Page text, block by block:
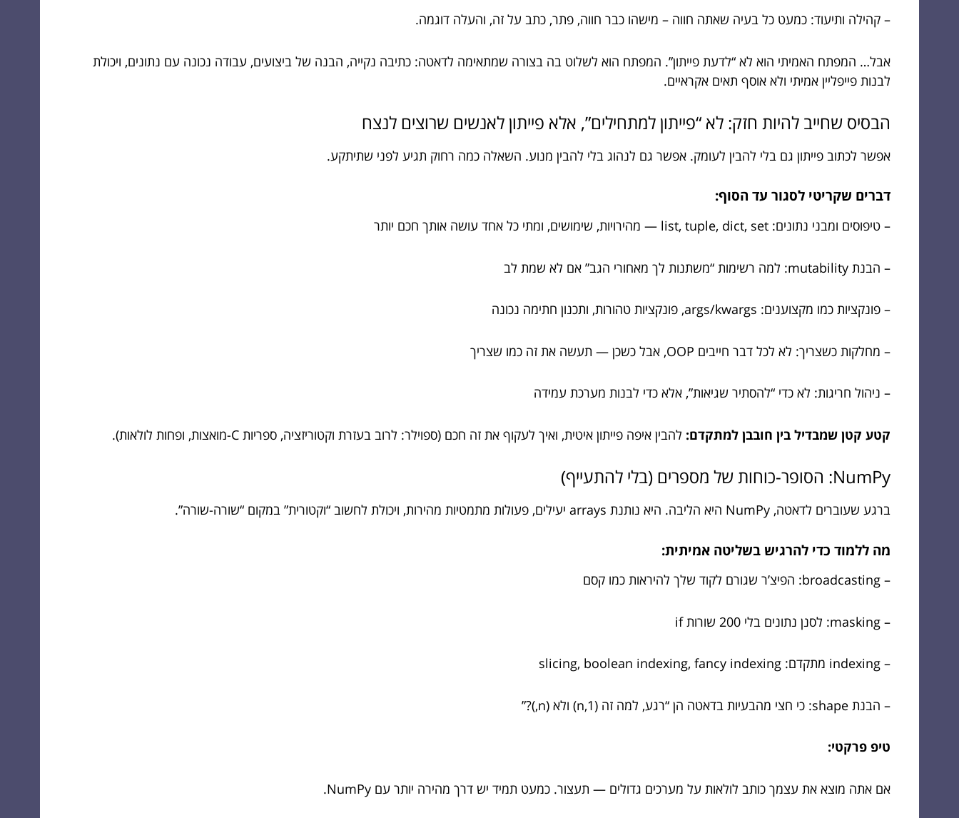
– קהילה ותיעוד: כמעט כל בעיה שאתה חווה – מישהו כבר חווה, פתר, כתב על זה, והעלה דוגמה.
אבל… המפתח האמיתי הוא לא “לדעת פייתון”. המפתח הוא לשלוט בה בצורה שמתאימה לדאטה: כתיבה נקייה, הבנה של ביצועים, עבודה נכונה עם נתונים, ויכולת
לבנות פייפליין אמיתי ולא אוסף תאים אקראיים.
הבסיס שחייב להיות חזק: לא “פייתון למתחילים”, אלא פייתון לאנשים שרוצים לנצח
אפשר לכתוב פייתון גם בלי להבין לעומק. אפשר גם לנהוג בלי להבין מנוע. השאלה כמה רחוק תגיע לפני שתיתקע.
דברים שקריטי לסגור עד הסוף:
– טיפוסים ומבני נתונים: list, tuple, dict, set — מהירויות, שימושים, ומתי כל אחד עושה אותך חכם יותר
– הבנת mutability: למה רשימות “משתנות לך מאחורי הגב” אם לא שמת לב
– פונקציות כמו מקצוענים: args/kwargs, פונקציות טהורות, ותכנון חתימה נכונה
– מחלקות כשצריך: לא לכל דבר חייבים OOP, אבל כשכן — תעשה את זה כמו שצריך
– ניהול חריגות: לא כדי “להסתיר שגיאות”, אלא כדי לבנות מערכת עמידה
קטע קטן שמבדיל בין חובבן למתקדם: להבין איפה פייתון איטית, ואיך לעקוף את זה חכם (ספוילר: לרוב בעזרת וקטוריזציה, ספריות C-מואצות, ופחות לולאות).
NumPy: הסופר-כוחות של מספרים (בלי להתעייף)
ברגע שעוברים לדאטה, NumPy היא הליבה. היא נותנת arrays יעילים, פעולות מתמטיות מהירות, ויכולת לחשוב “וקטורית” במקום “שורה-שורה”.
מה ללמוד כדי להרגיש בשליטה אמיתית:
– broadcasting: הפיצ’ר שגורם לקוד שלך להיראות כמו קסם
– masking: לסנן נתונים בלי 200 שורות if
– indexing מתקדם: slicing, boolean indexing, fancy indexing
– הבנת shape: כי חצי מהבעיות בדאטה הן “רגע, למה זה (n,1) ולא (n,)?”
טיפ פרקטי:
אם אתה מוצא את עצמך כותב לולאות על מערכים גדולים — תעצור. כמעט תמיד יש דרך מהירה יותר עם NumPy.